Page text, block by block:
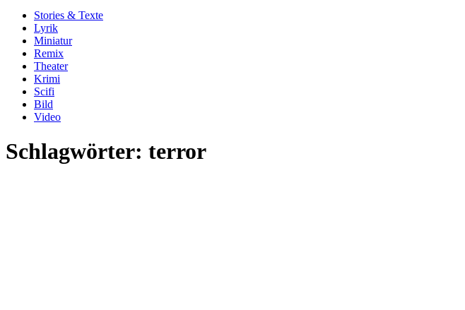
Stories & Texte
Lyrik
Miniatur
Remix
Theater
Krimi
Scifi
Bild
Video
Schlagwörter: terror